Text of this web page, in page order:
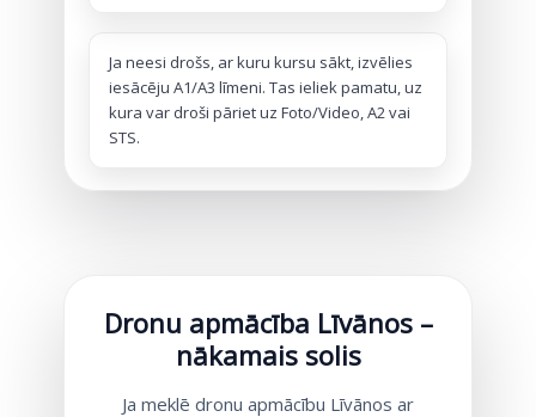
Ja neesi drošs, ar kuru kursu sākt, izvēlies
iesācēju A1/A3 līmeni. Tas ieliek pamatu, uz
kura var droši pāriet uz Foto/Video, A2 vai
STS.
Dronu apmācība Līvānos –
nākamais solis
Ja meklē dronu apmācību Līvānos ar